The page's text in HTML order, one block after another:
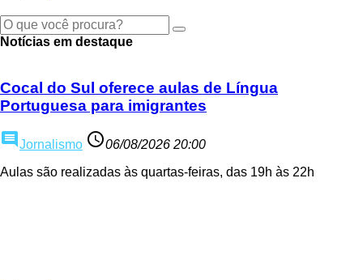
Notícias em destaque
Cocal do Sul oferece aulas de Língua
Portuguesa para imigrantes
comment Jornalismo access_time06/08/2026 20:00
Aulas são realizadas às quartas-feiras, das 19h às 22h